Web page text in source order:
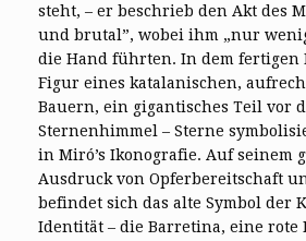
steht, – er beschrieb den Akt des
und brutal”, wobei ihm „nur
die Hand führten. In dem fertigen
Figur eines katalanischen,
Bauern, ein gigantisches Teil vor
Sternenhimmel – Sterne
in Miró’s Ikonografie. Auf seinem
Ausdruck von Opferbereitschaft
befindet sich das alte Symbol der
Identität – die Barretina, eine rote